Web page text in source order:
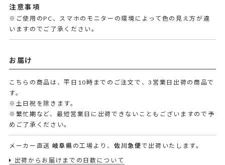
注意事項
※ご使用のPC、スマホのモニターの環境によって色の見え方が違
いますのでご了承ください。
お届け
こちらの商品は、平日10時までのご注文で、3営業日出荷の商品で
す。
※土日祝を除きます。
※繁忙期など、最短営業日に出荷できないこともございますので予
めご了承ください。
メーカー直送 岐阜県 の工場より、 佐川急便で出荷いたします。
出荷からお届けまでの日数について